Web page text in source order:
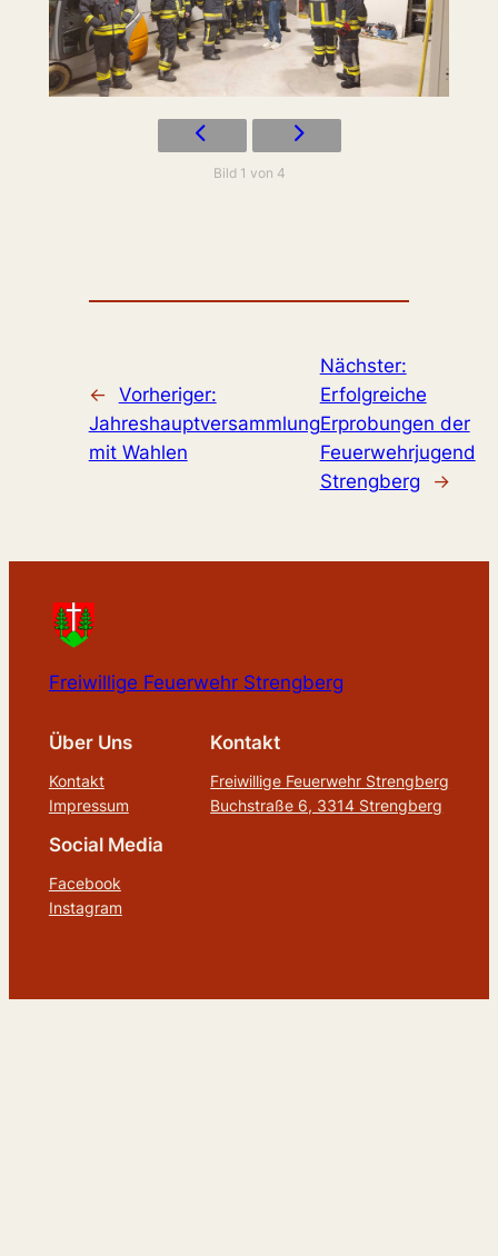
Bild 1 von 4
← Vorheriger:
Jahreshauptversammlung
mit Wahlen
Nächster:
Erfolgreiche
Erprobungen der
Feuerwehrjugend
Strengberg
→
Freiwillige Feuerwehr Strengberg
Über Uns
Kontakt
Impressum
Kontakt
Freiwillige Feuerwehr Strengberg
Buchstraße 6, 3314 Strengberg
Social Media
Facebook
Instagram